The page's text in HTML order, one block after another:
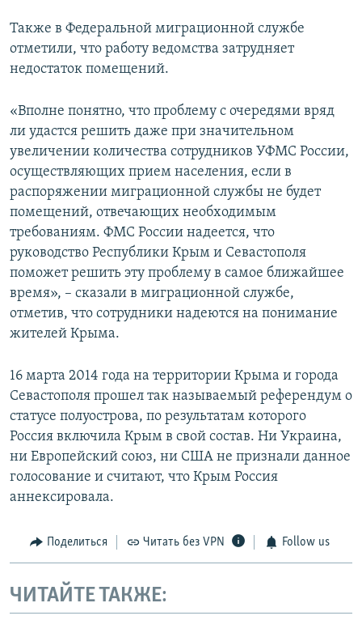
Также в Федеральной миграционной службе
отметили, что работу ведомства затрудняет
недостаток помещений.
«Вполне понятно, что проблему с очередями вряд
ли удастся решить даже при значительном
увеличении количества сотрудников УФМС России,
осуществляющих прием населения, если в
распоряжении миграционной службы не будет
помещений, отвечающих необходимым
требованиям. ФМС России надеется, что
руководство Республики Крым и Севастополя
поможет решить эту проблему в самое ближайшее
время», – сказали в миграционной службе,
отметив, что сотрудники надеются на понимание
жителей Крыма.
16 марта 2014 года на территории Крыма и города
Севастополя прошел так называемый референдум о
статусе полуострова, по результатам которого
Россия включила Крым в свой состав. Ни Украина,
ни Европейский союз, ни США не признали данное
голосование и считают, что Крым Россия
аннексировала.
Поделиться Читать без VPN Follow us
ЧИТАЙТЕ ТАКЖЕ: